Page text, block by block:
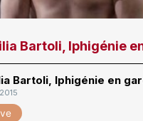
Bartoli, Iphigénie
Bartoli, Iphigénie en